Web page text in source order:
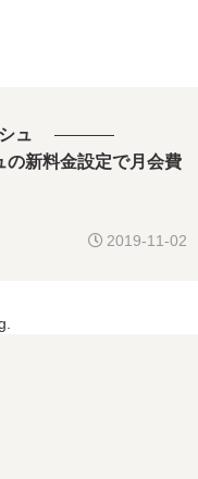
ュ
新料金設定で月会費
2019-11-02